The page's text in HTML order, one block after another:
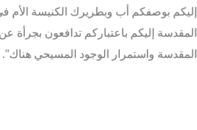
إليكم بوصفكم أب وبطريرك الكنيسة الأم
المقدسة إليكم باعتباركم تدافعون بجرأة
المقدسة واستمرار الوجود المسيحي هناك".